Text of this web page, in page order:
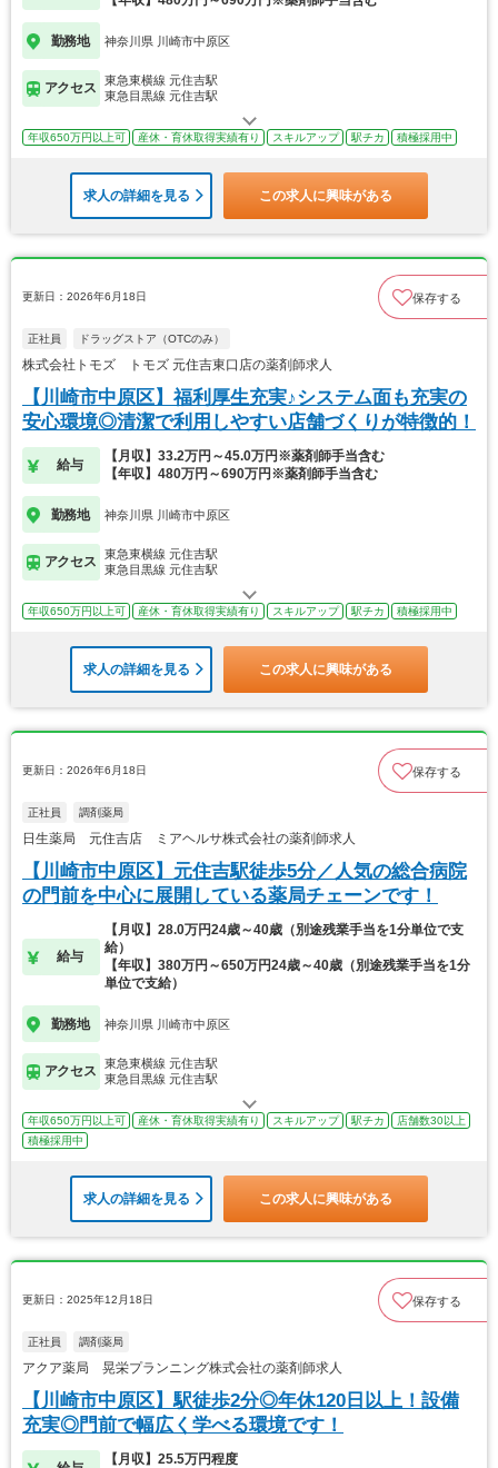
勤務地 神奈川県 川崎市中原区
アクセス
東急東横線 元住吉駅
東急目黒線 元住吉駅
年収650万円以上可 産休・育休取得実績有り スキルアップ 駅チカ 積極採用中
求人の詳細を見る この求人に興味がある
更新日：2026年6月18日 保存する
正社員 ドラッグストア（OTCのみ）
株式会社トモズ トモズ 元住吉東口店の薬剤師求人
【川崎市中原区】福利厚生充実♪システム面も充実の
安心環境◎清潔で利用しやすい店舗づくりが特徴的！
給与
【月収】33.2万円～45.0万円※薬剤師手当含む
【年収】480万円～690万円※薬剤師手当含む
勤務地 神奈川県 川崎市中原区
アクセス
東急東横線 元住吉駅
東急目黒線 元住吉駅
年収650万円以上可 産休・育休取得実績有り スキルアップ 駅チカ 積極採用中
求人の詳細を見る この求人に興味がある
更新日：2026年6月18日 保存する
正社員 調剤薬局
日生薬局 元住吉店 ミアヘルサ株式会社の薬剤師求人
【川崎市中原区】元住吉駅徒歩5分／人気の総合病院
の門前を中心に展開している薬局チェーンです！
給与
【月収】28.0万円24歳～40歳（別途残業手当を1分単位で支
給）
【年収】380万円～650万円24歳～40歳（別途残業手当を1分
単位で支給）
勤務地 神奈川県 川崎市中原区
アクセス
東急東横線 元住吉駅
東急目黒線 元住吉駅
年収650万円以上可 産休・育休取得実績有り スキルアップ 駅チカ
店舗数30以上
積極採用中
求人の詳細を見る この求人に興味がある
更新日：2025年12月18日 保存する
正社員 調剤薬局
アクア薬局 晃栄プランニング株式会社の薬剤師求人
【川崎市中原区】駅徒歩2分◎年休120日以上！設備
充実◎門前で幅広く学べる環境です！
【月収】25.5万円程度